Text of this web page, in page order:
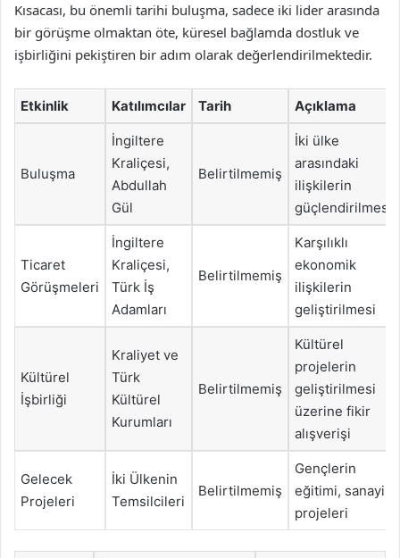
Kısacası, bu önemli tarihi buluşma, sadece iki lider arasında
bir görüşme olmaktan öte, küresel bağlamda dostluk ve
işbirliğini pekiştiren bir adım olarak değerlendirilmektedir.
Etkinlik Katılımcılar Tarih Açıklama
Buluşma
İngiltere
Kraliçesi,
Abdullah
Gül
Belirtilmemiş
İki ülke
arasındaki
ilişkilerin
güçlendirilmesi
Ticaret
Görüşmeleri
İngiltere
Kraliçesi,
Türk İş
Adamları
Belirtilmemiş
Karşılıklı
ekonomik
ilişkilerin
geliştirilmesi
Kültürel
İşbirliği
Kraliyet ve
Türk
Kültürel
Kurumları
Belirtilmemiş
Kültürel
projelerin
geliştirilmesi
üzerine fikir
alışverişi
Gelecek
Projeleri
İki Ülkenin
Temsilcileri
Belirtilmemiş
Gençlerin
eğitimi, sanayi
projeleri